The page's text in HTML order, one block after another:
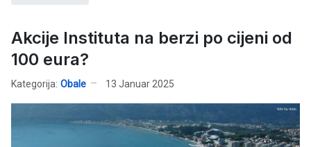
Akcije Instituta na berzi po cijeni od
100 eura?
Kategorija: Obale 13 Januar 2025